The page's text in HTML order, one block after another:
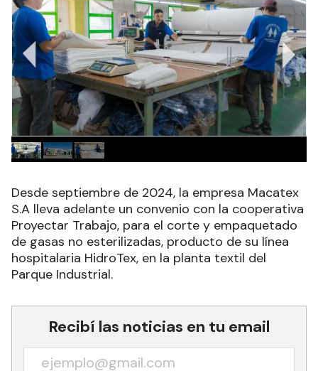
Desde septiembre de 2024, la empresa Macatex
S.A lleva adelante un convenio con la cooperativa
Proyectar Trabajo, para el corte y empaquetado
de gasas no esterilizadas, producto de su línea
hospitalaria HidroTex, en la planta textil del
Parque Industrial.
Recibí las noticias en tu email